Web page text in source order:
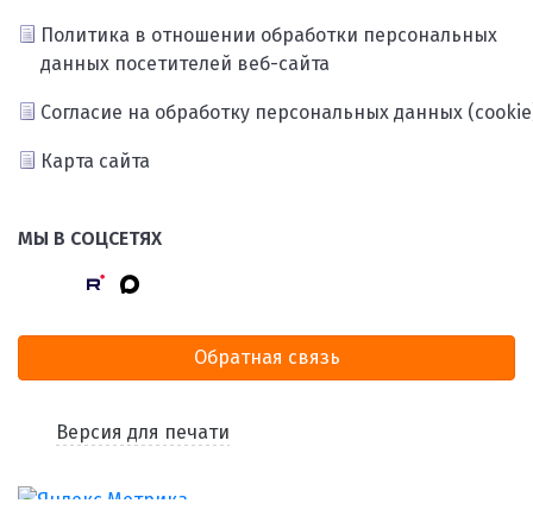
Политика в отношении обработки персональных
данных посетителей веб-сайта
Согласие на обработку персональных данных
Карта сайта
МЫ В СОЦСЕТЯХ
Обратная связь
Версия для печати